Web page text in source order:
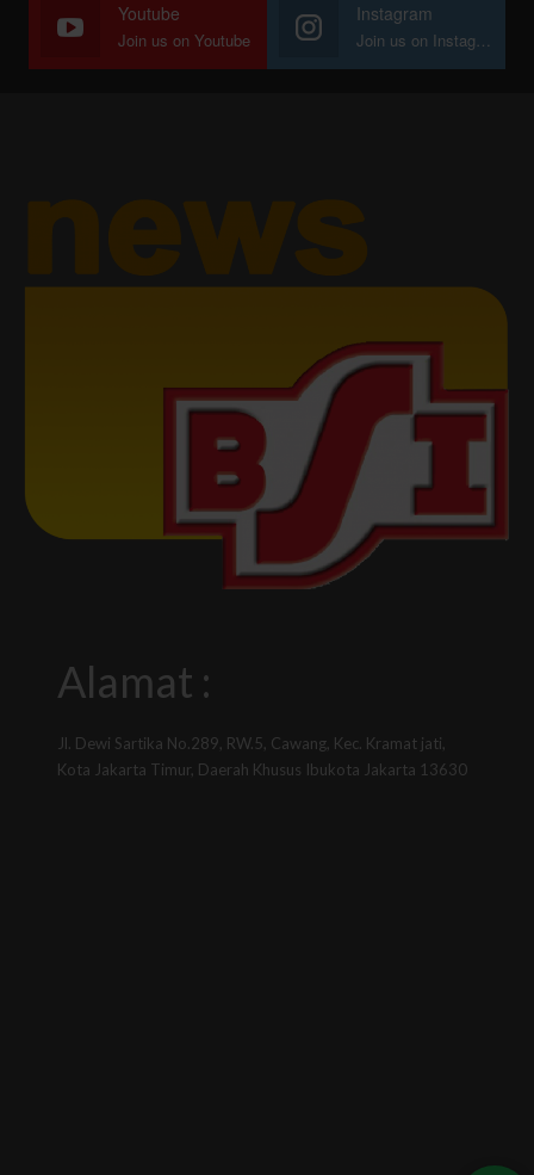
Youtube
Join us on Youtube
Instagram
Join us on Instagram
Alamat :
Jl. Dewi Sartika No.289, RW.5, Cawang, Kec. Kramat jati,
Kota Jakarta Timur, Daerah Khusus Ibukota Jakarta 13630